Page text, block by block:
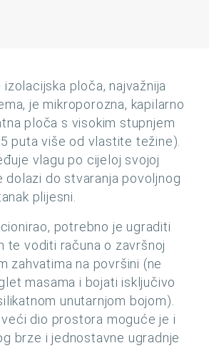
ploča, najvažnija
je mikroporozna, kapilarno
ploča s visokim stupnjem
puta više od vlastite težine).
vlagu po cijeloj svojoj
dolazi do stvaranja povoljnog
plijesni.
potrebno je ugraditi
te voditi računa o završnoj
zahvatima na površini (ne
masama i bojati isključivo
unutarnjom bojom).
dio prostora moguće je i
brze i jednostavne ugradnje